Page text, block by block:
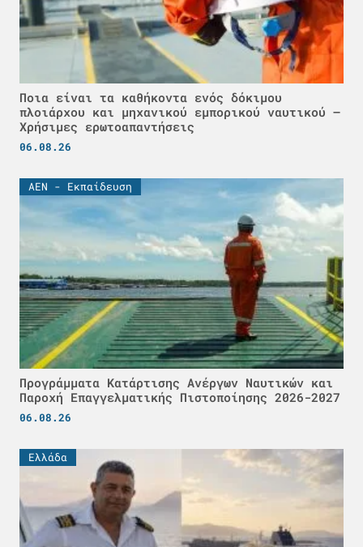
Ποια είναι τα καθήκοντα ενός δόκιμου
πλοιάρχου και μηχανικού εμπορικού ναυτικού –
Χρήσιμες ερωτοαπαντήσεις
06.08.26
ΑΕΝ - Εκπαίδευση
Προγράμματα Κατάρτισης Ανέργων Ναυτικών και
Παροχή Επαγγελματικής Πιστοποίησης 2026-2027
06.08.26
Ελλάδα